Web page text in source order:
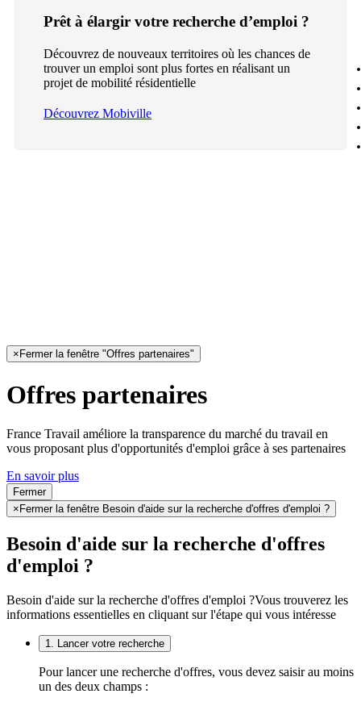
Prêt à élargir votre recherche d’emploi ?
Découvrez de nouveaux territoires où les chances de
trouver un emploi sont plus fortes en réalisant un
projet de mobilité résidentielle
Découvrez Mobiville
× Fermer la fenêtre "Offres partenaires"
Offres partenaires
France Travail améliore la transparence du marché du travail en
vous proposant plus d'opportunités d'emploi grâce à ses partenaires
En savoir plus
Fermer
× Fermer la fenêtre Besoin d'aide sur la recherche d'offres d'emploi ?
Besoin d'aide sur la recherche d'offres
d'emploi ?
Besoin d'aide sur la recherche d'offres d'emploi ?Vous trouverez les
informations essentielles en cliquant sur l'étape qui vous intéresse
1. Lancer votre recherche
Pour lancer une recherche d'offres, vous devez saisir au moins
un des deux champs :